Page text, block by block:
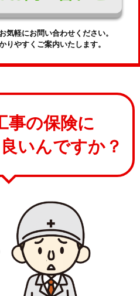
気軽にお問い合わせください。
りやすくご案内いたします。
事の保険に
いんですか？